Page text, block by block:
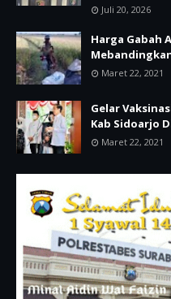
Juli 20, 2026
Harga Gabah
Maret 22, 2021
Gelar
Kab Sidoarjo
Maret 22, 2021